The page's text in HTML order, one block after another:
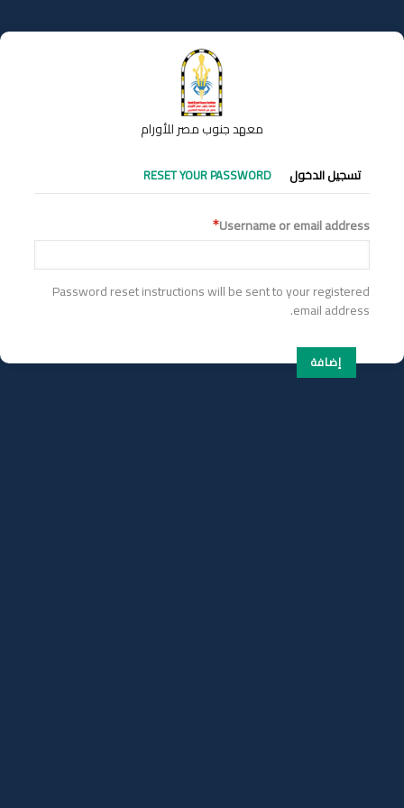
إلى
المحتوى
معهد جنوب مصر للأورام
التبويبات
الأساسية
تسجيل الدخول RESET YOUR PASSWORD
Username or email address
Password reset instructions will be sent to your registered
email address.